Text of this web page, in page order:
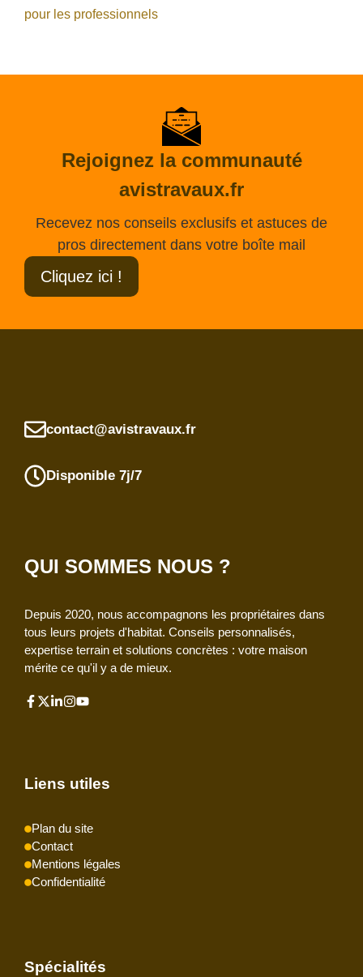
pour les professionnels
Rejoignez la communauté
avistravaux.fr
Recevez nos conseils exclusifs et astuces de
pros directement dans votre boîte mail
Cliquez ici !
contact@avistravaux.fr
Disponible 7j/7
QUI SOMMES NOUS ?
Depuis 2020, nous accompagnons les propriétaires dans
tous leurs projets d'habitat. Conseils personnalisés,
expertise terrain et solutions concrètes : votre maison
mérite ce qu'il y a de mieux.
Liens utiles
Plan du site
Contact
Mentions légales
Confidentialité
Spécialités